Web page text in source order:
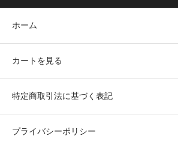
ホーム
カートを見る
特定商取引法に基づく表記
プライバシーポリシー